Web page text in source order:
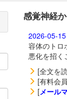
感覚神経
2026-05-15
容体のトロ
悪化を招く
[全文を
[有料会
[メール